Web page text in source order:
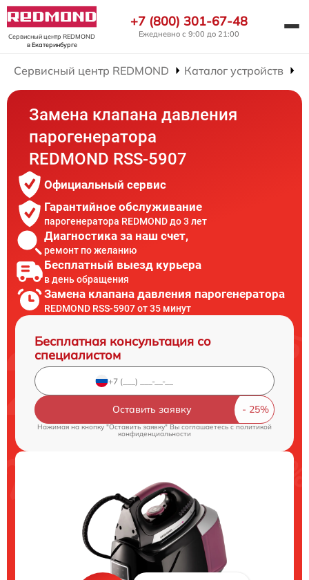
Сервисный центр REDMOND
в Екатеринбурге
+7 (800) 301-67-48
Ежедневно с 9:00 до 21:00
Сервисный центр REDMOND Каталог устройств
Замена клапана давления
парогенератора
REDMOND RSS-5907
Официальный сервис
Гарантийное обслуживание
парогенератора REDMOND до 3 лет
Диагностика за наш счет,
ремонт по желанию
Бесплатный выезд курьера
в день обращения
Замена клапана давления парогенератора
REDMOND RSS-5907 от 35 минут
Бесплатная консультация со
специалистом
Оставить заявку
Нажимая на кнопку "Оставить заявку" Вы соглашаетесь c политикой
конфиденциальности